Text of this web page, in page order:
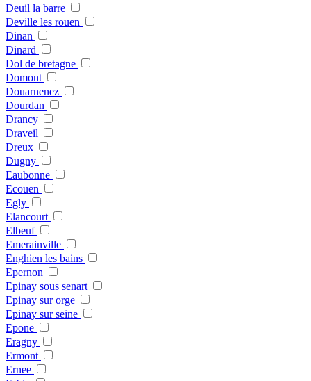
Deuil la barre
Deville les rouen
Dinan
Dinard
Dol de bretagne
Domont
Douarnenez
Dourdan
Drancy
Draveil
Dreux
Dugny
Eaubonne
Ecouen
Egly
Elancourt
Elbeuf
Emerainville
Enghien les bains
Epernon
Epinay sous senart
Epinay sur orge
Epinay sur seine
Epone
Eragny
Ermont
Ernee